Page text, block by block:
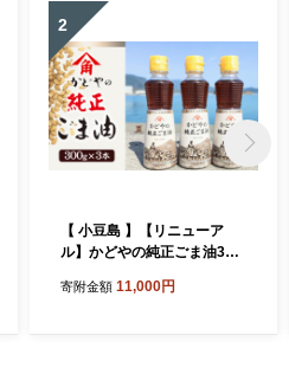
2
【 小豆島 】【リニューア
ル】かどやの純正ごま油300
ジナルラベル 食用油 調味料
寄附金額 11,000円